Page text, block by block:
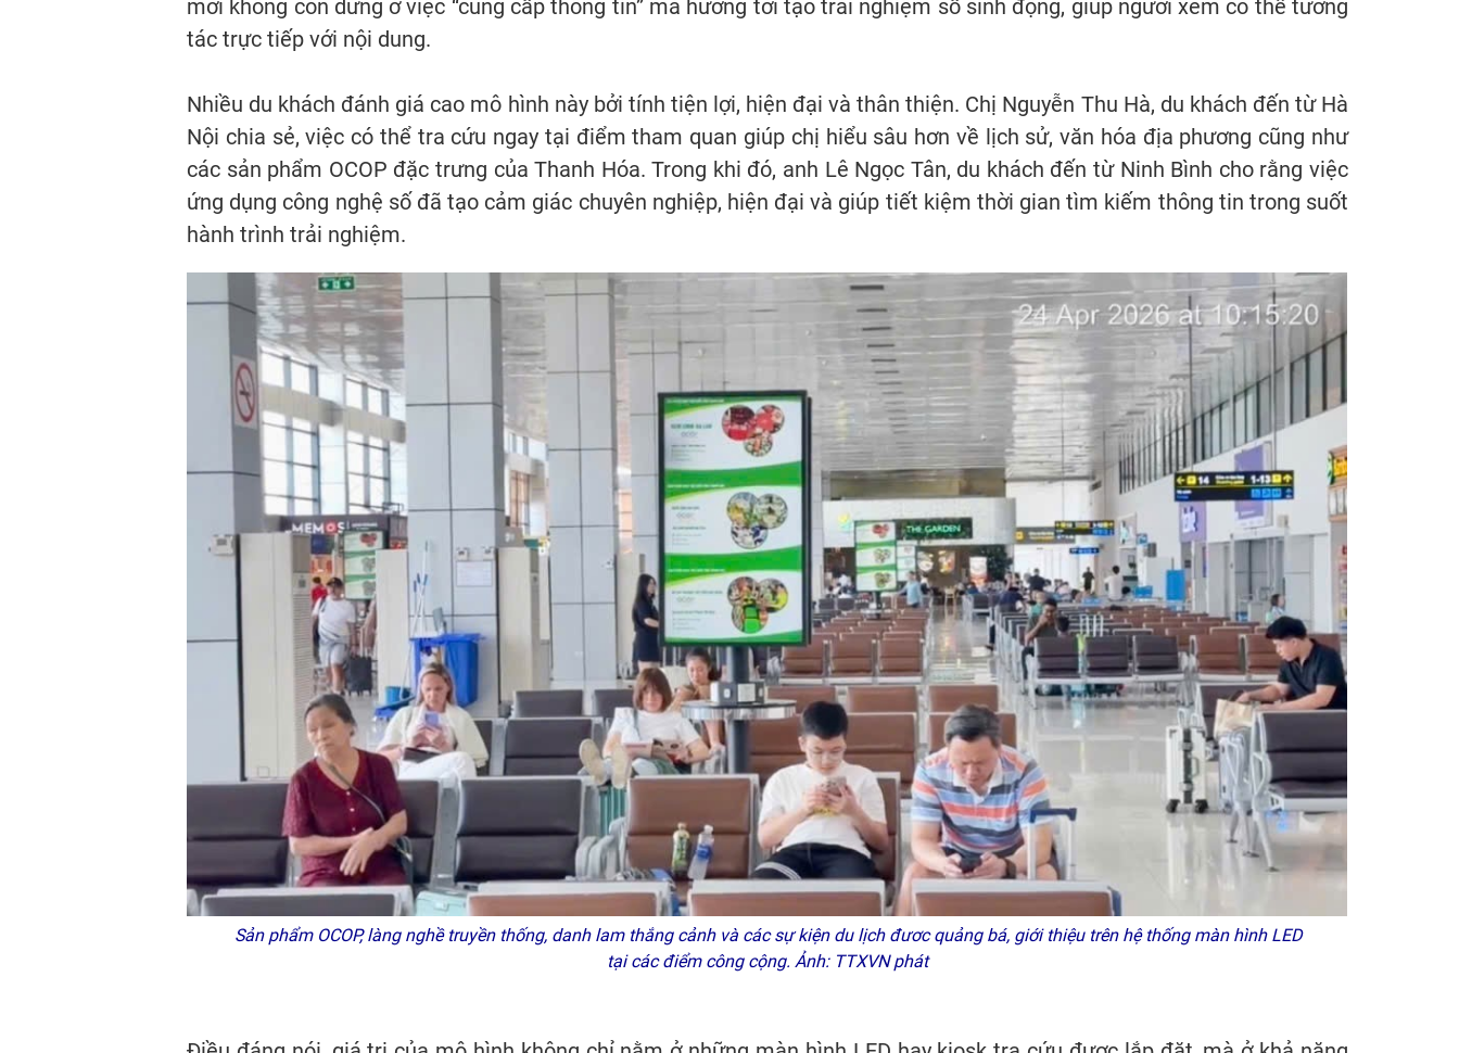
mới không còn dừng ở việc “cung cấp thông tin” mà hướng tới tạo trải nghiệm số sinh động, giúp người xem có thể tương
tác trực tiếp với nội dung.
Nhiều du khách đánh giá cao mô hình này bởi tính tiện lợi, hiện đại và thân thiện. Chị Nguyễn Thu Hà, du khách đến từ Hà
Nội chia sẻ, việc có thể tra cứu ngay tại điểm tham quan giúp chị hiểu sâu hơn về lịch sử, văn hóa địa phương cũng như
các sản phẩm OCOP đặc trưng của Thanh Hóa. Trong khi đó, anh Lê Ngọc Tân, du khách đến từ Ninh Bình cho rằng việc
ứng dụng công nghệ số đã tạo cảm giác chuyên nghiệp, hiện đại và giúp tiết kiệm thời gian tìm kiếm thông tin trong suốt
hành trình trải nghiệm.
Sản phẩm OCOP, làng nghề truyền thống, danh lam thắng cảnh và các sự kiện du lịch đươc quảng bá, giới thiệu trên hệ thống màn hình LED
tại các điểm công cộng. Ảnh: TTXVN phát